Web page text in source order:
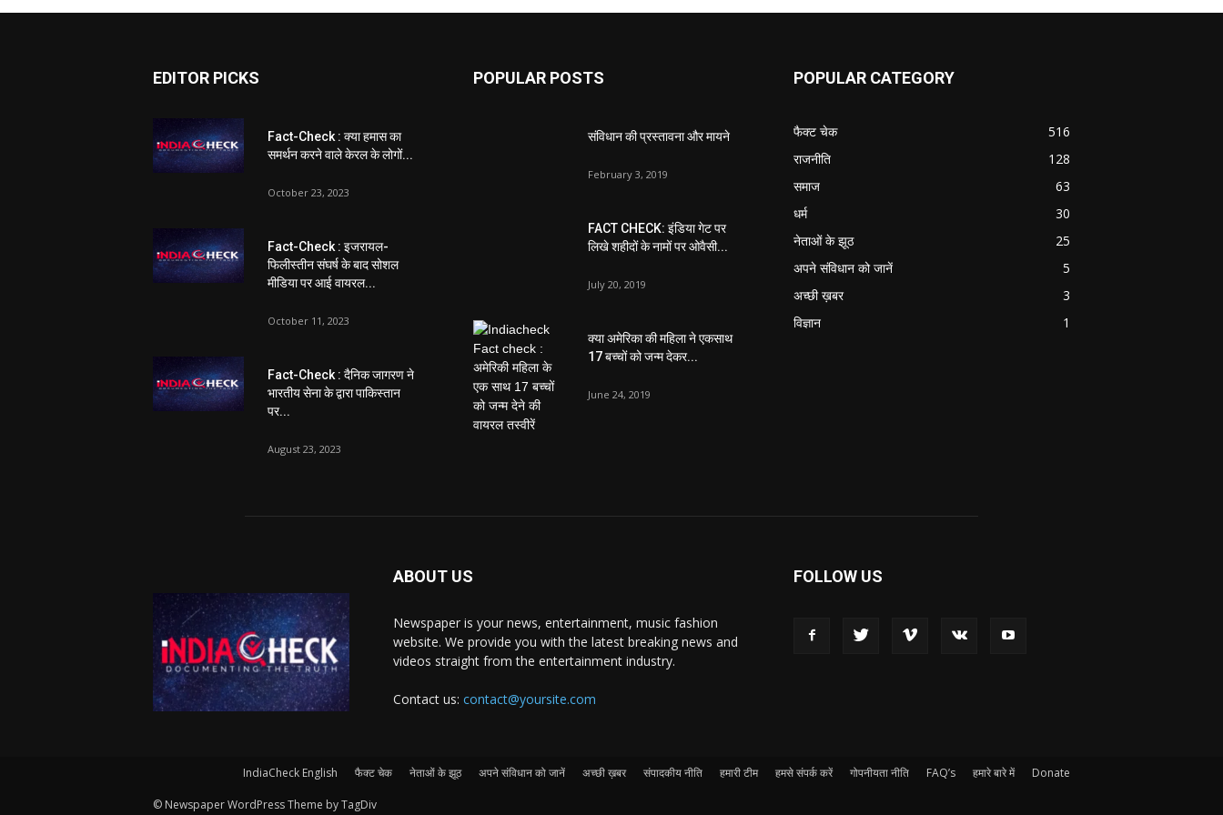
EDITOR PICKS
Fact-Check : क्या हमास का
समर्थन करने वाले केरल के लोगों...
October 23, 2023
Fact-Check : इजरायल-
फिलीस्तीन संघर्ष के बाद सोशल
मीडिया पर आई वायरल...
October 11, 2023
Fact-Check : दैनिक जागरण ने
भारतीय सेना के द्वारा पाकिस्तान
पर...
August 23, 2023
POPULAR POSTS
संविधान की प्रस्तावना और मायने
February 3, 2019
FACT CHECK: इंडिया गेट पर
लिखे शहीदों के नामों पर ओवैसी...
July 20, 2019
क्या अमेरिका की महिला ने एकसाथ
17 बच्चों को जन्म देकर...
June 24, 2019
POPULAR CATEGORY
फैक्ट चेक
516
राजनीति
128
समाज
63
धर्म
30
नेताओं के झूठ
25
अपने संविधान को जानें
5
अच्छी ख़बर
3
विज्ञान
1
ABOUT US
Newspaper is your news, entertainment, music fashion
website. We provide you with the latest breaking news and
videos straight from the entertainment industry.
Contact us: contact@yoursite.com
FOLLOW US
IndiaCheck English फैक्ट चेक नेताओं के झूठ अपने संविधान को जानें अच्छी ख़बर संपादकीय नीति हमारी टीम हमसे संपर्क करें गोपनीयता नीति FAQ’s हमारे बारे में Donate
© Newspaper WordPress Theme by TagDiv